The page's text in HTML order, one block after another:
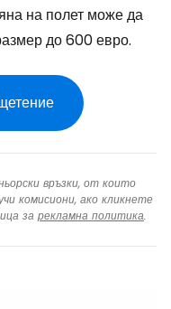
на полет може да
до 600 евро.
връзки, от които
комисиони, ако кликнете
за рекламна политика.